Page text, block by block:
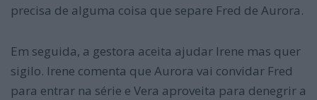
precisa de alguma coisa que separe Fred de Aurora.
Em seguida, a gestora aceita ajudar Irene mas quer
sigilo. Irene comenta que Aurora vai convidar Fred
para entrar na série e Vera aproveita para denegrir a